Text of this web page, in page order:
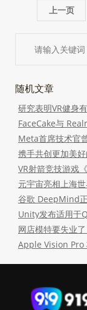
上一页
随机文章